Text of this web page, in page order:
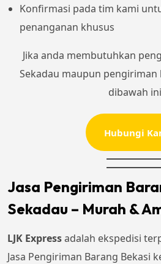
Konfirmasi pada tim kami
penanganan khusus
Jika anda membutuhkan
Sekadau maupun pengiriman
dibawah
Hubungi
Jasa Pengiriman
Sekadau – Murah &
LJK Expressadalah ekspedisi
Jasa Pengiriman Barang Bekasi